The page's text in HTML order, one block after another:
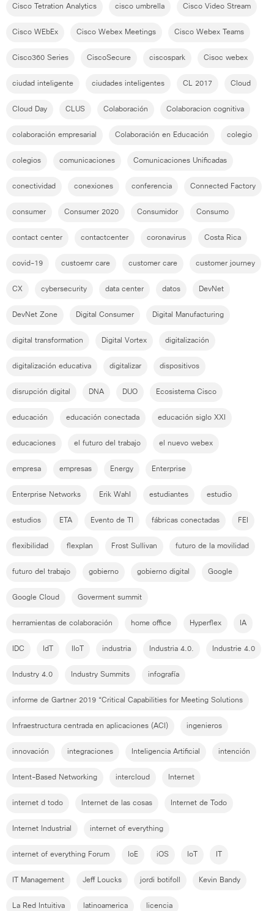
Cisco Tetration Analytics cisco umbrella Cisco Video Stream
Cisco WEbEx Cisco Webex Meetings Cisco Webex Teams
Cisco360 Series CiscoSecure ciscospark Cisoc webex
ciudad inteligente ciudades inteligentes CL 2017 Cloud
Cloud Day CLUS Colaboración Colaboracion cognitiva
colaboración empresarial Colaboración en Educación colegio
colegios comunicaciones Comunicaciones Unificadas
conectividad conexiones conferencia Connected Factory
consumer Consumer 2020 Consumidor Consumo
contact center contactcenter coronavirus Costa Rica
covid-19 custoemr care customer care customer journey
CX cybersecurity data center datos DevNet
DevNet Zone Digital Consumer Digital Manufacturing
digital transformation Digital Vortex digitalización
digitalización educativa digitalizar dispositivos
disrupción digital DNA DUO Ecosistema Cisco
educación educación conectada educación siglo XXI
educaciones el futuro del trabajo el nuevo webex
empresa empresas Energy Enterprise
Enterprise Networks Erik Wahl estudiantes estudio
estudios ETA Evento de TI fábricas conectadas FEI
flexibilidad flexplan Frost Sullivan futuro de la movilidad
futuro del trabajo gobierno gobierno digital Google
Google Cloud Goverment summit
herramientas de colaboración home office Hyperflex IA
IDC IdT IIoT industria Industria 4.0. Industrie 4.0
Industry 4.0 Industry Summits infografía
informe de Gartner 2019 “Critical Capabilities for Meeting Solutions
Infraestructura centrada en aplicaciones (ACI) ingenieros
innovación integraciones Inteligencia Artificial intención
Intent-Based Networking intercloud Internet
internet d todo Internet de las cosas Internet de Todo
Internet Industrial internet of everything
internet of everything Forum IoE iOS IoT
IT Management Jeff Loucks jordi botifoll Kevin Bandy
La Red Intuitiva latinoamerica licencia